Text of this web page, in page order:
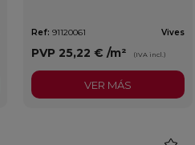
Ref: 91120061 Vives
PVP 25,22 € /m² (IVA incl.)
VER MÁS